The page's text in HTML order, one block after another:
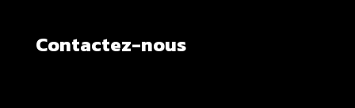
Contactez-nous